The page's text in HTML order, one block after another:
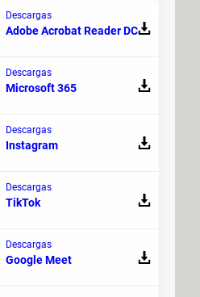
que los crustáceos y los
capturar a sus presas de
inflan en varios
distancia entre las
Descargas
Adobe Acrobat Reader DC
Descargas
Microsoft 365
Descargas
Instagram
Descargas
TikTok
Descargas
Google Meet